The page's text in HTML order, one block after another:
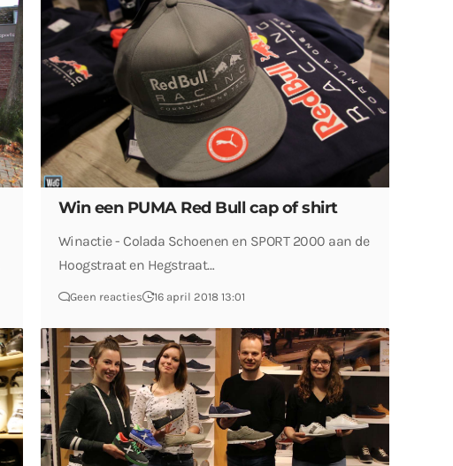
Win een PUMA Red Bull cap of shirt
Winactie - Colada Schoenen en SPORT 2000 aan de
Hoogstraat en Hegstraat…
Geen reacties 16 april 2018 13:01